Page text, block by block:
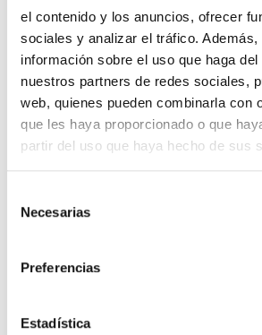
el contenido y los anuncios, ofrecer
sociales y analizar el tráfico. Además,
información sobre el uso que haga
nuestros partners de redes sociales,
web, quienes pueden combinarla con
que les haya proporcionado o que
partir del uso que haya hecho de sus
Necesarias
Preferencias
Estadística
READY SABOR LIMÓN (30 Sticks